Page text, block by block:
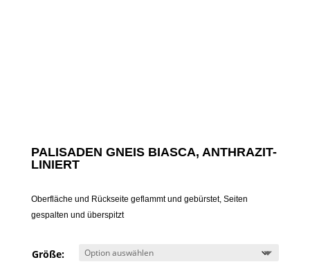
PALISADEN GNEIS BIASCA, ANTHRAZIT-
LINIERT
Oberfläche und Rückseite geflammt und gebürstet, Seiten
gespalten und überspitzt
Größe: